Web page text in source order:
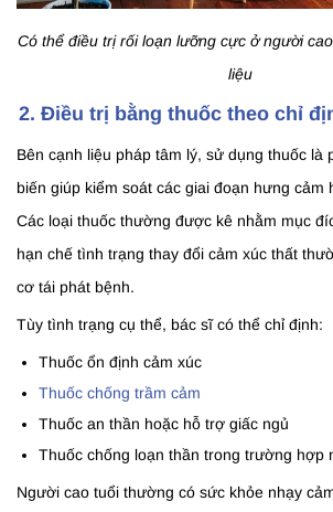
Có thể điều trị rối loạn lưỡng cực ở người
liệu
2. Điều trị bằng thuốc theo chỉ
Bên cạnh liệu pháp tâm lý, sử dụng thuốc là
biến giúp kiểm soát các giai đoạn hưng cảm
Các loại thuốc thường được kê nhằm mục
hạn chế tình trạng thay đổi cảm xúc thất
cơ tái phát bệnh.
Tùy tình trạng cụ thể, bác sĩ có thể chỉ định:
Thuốc ổn định cảm xúc
Thuốc chống trầm cảm
Thuốc an thần hoặc hỗ trợ giấc ngủ
Thuốc chống loạn thần trong trường hợp
Người cao tuổi thường có sức khỏe nhạy